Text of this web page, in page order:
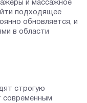
и массажное
подходящее
обновляется, и
в области
строгую
современным